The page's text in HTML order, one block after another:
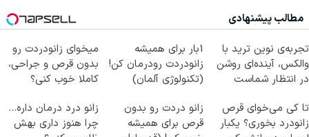
مطالب پیشنهادی
تجربه‌ی نوین ترید با
والکس، آینده‌ای روشن
در انتظار شماست
1بار برای همیشه
زانودردت رودرمان کن!
(تکنولوژی آلمان)
میخوای زانودردت رو
بدون قرص و جراحی،
کاملا خوب کنی؟
تا کی می‌خوای قرص
زانودرد بخوری؟ یکبار
زانو دردت رو بدون
قرص برای همیشه
زانو درد درمان داره…
چرا هنوز داری بهش